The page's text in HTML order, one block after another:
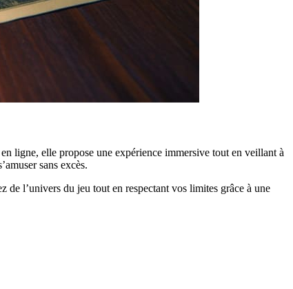
ligne, elle propose une expérience immersive tout en veillant à
sans excès.
de l’univers du jeu tout en respectant vos limites grâce à une